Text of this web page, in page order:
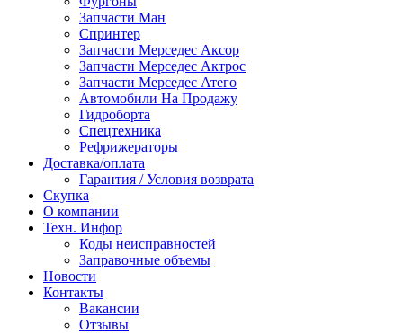
Запчасти Ман
Спринтер
Запчасти Мерседес Аксор
Запчасти Мерседес Актрос
Запчасти Мерседес Атего
Автомобили На Продажу
Гидроборта
Спецтехника
Рефрижераторы
Доставка/оплата
Гарантия / Условия возврата
Скупка
О компании
Техн. Инфор
Коды неисправностей
Заправочные объемы
Новости
Контакты
Вакансии
Отзывы